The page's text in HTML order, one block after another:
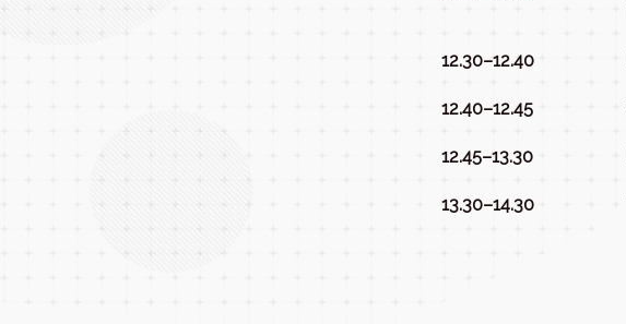
12.30–12.40
12.40–12.45
12.45–13.30
13.30–14.30